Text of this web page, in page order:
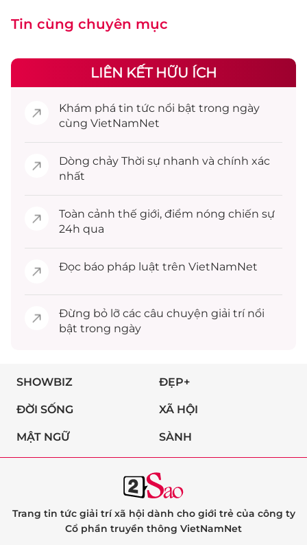
Tin cùng chuyên mục
LIÊN KẾT HỮU ÍCH
Khám phá tin tức nổi bật trong ngày
cùng VietNamNet
Dòng chảy Thời sự nhanh và chính xác
nhất
Toàn cảnh thế giới, điểm nóng chiến sự
24h qua
Đọc báo pháp luật trên VietNamNet
Đừng bỏ lỡ các câu chuyện giải trínổi
bật trong ngày
SHOWBIZ ĐẸP+
ĐỜI SỐNG XÃ HỘI
MẬT NGỮ SÀNH
Trang tin tức giải trí xã hội dành cho giới trẻ của công ty
Cổ phần truyền thông VietNamNet